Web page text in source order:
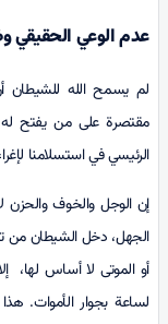
عدم الوعي الحقيقي
لم يسمح الله للشيطان
مقتصرة على من يفتح له
الرئيسي في استسلامنا
إن الوجل والخوف
الجهل، دخل الشيطان من
أو الموتى لا أساس لها،
لساعة بجوار الأموات.